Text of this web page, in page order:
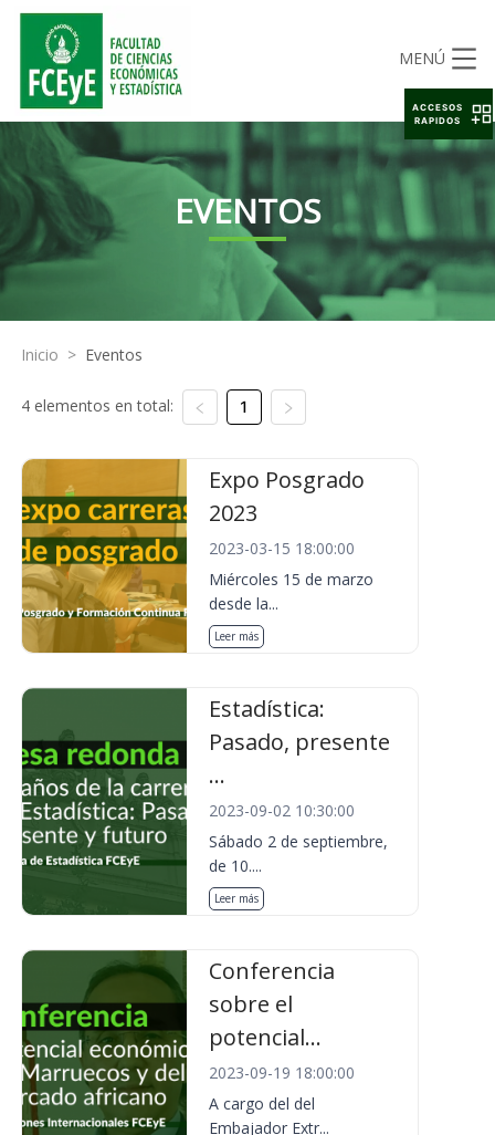
MENÚ
EVENTOS
Inicio > Eventos
4 elementos en total: 1
Expo Posgrado
2023
2023-03-15 18:00:00
Miércoles 15 de marzo
desde la...
Leer más
Estadística:
Pasado, presente
...
2023-09-02 10:30:00
Sábado 2 de septiembre,
de 10....
Leer más
Conferencia
sobre el
potencial...
2023-09-19 18:00:00
A cargo del del
Embajador Extr...
ACCESOS
RAPIDOS